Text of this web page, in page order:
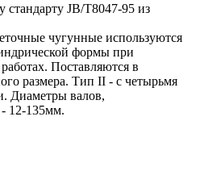
JB/T8047-95 из
чугунные используются
формы при
Поставляются в
размера. Тип II - с четырьмя
Диаметры валов,
12-135мм.